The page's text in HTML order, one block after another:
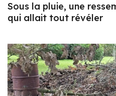
Sous la pluie, une
qui allait tout révéler